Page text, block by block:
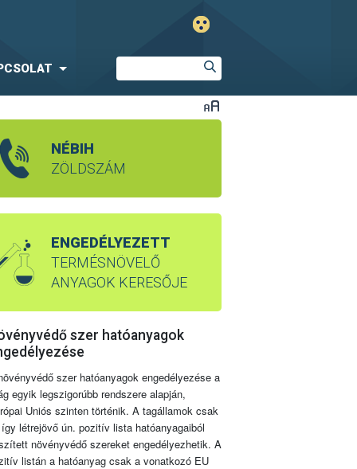
NÉBIH
ZÖLDSZÁM
ENGEDÉLYEZETT
TERMÉSNÖVELŐ
ANYAGOK KERESŐJE
szer hatóanyagok
szer hatóanyagok engedélyezése a
egyik legszigorúbb rendszere alapján,
Uniós szinten történik. A tagállamok csak
létrejövő ún. pozitív lista hatóanyagaiból
növényvédő szereket engedélyezhetik. A
listán a hatóanyag csak a vonatkozó EU